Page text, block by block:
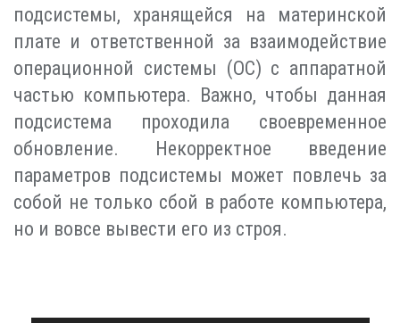
подсистемы, хранящейся на материнской
плате и ответственной за взаимодействие
операционной системы (ОС) с аппаратной
частью компьютера. Важно, чтобы данная
подсистема проходила своевременное
обновление. Некорректное введение
параметров подсистемы может повлечь за
собой не только сбой в работе компьютера,
но и вовсе вывести его из строя.